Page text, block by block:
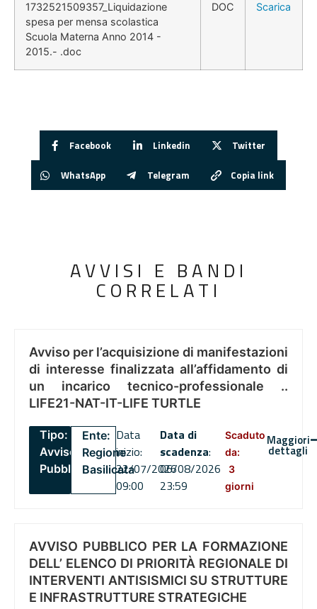
1732521509357_Liquidazione
spesa per mensa scolastica
Scuola Materna Anno 2014 -
2015.- .doc
DOC Scarica
Facebook Linkedin Twitter
WhatsApp Telegram Copia link
AVVISI E BANDI
CORRELATI
Avviso per l’acquisizione di manifestazioni
di interesse finalizzata all’affidamento di
un incarico tecnico-professionale ..
LIFE21-NAT-IT-LIFE TURTLE
Tipo:
Avviso
Pubblico
Ente:
Regione
Basilicata
Data
inizio:
22/07/2026
09:00
Data di
scadenza:
06/08/2026
23:59
Scaduto
da:
3
giorni
Maggiori
dettagli
AVVISO PUBBLICO PER LA FORMAZIONE
DELL’ ELENCO DI PRIORITÀ REGIONALE DI
INTERVENTI ANTISISMICI SU STRUTTURE
E INFRASTRUTTURE STRATEGICHE